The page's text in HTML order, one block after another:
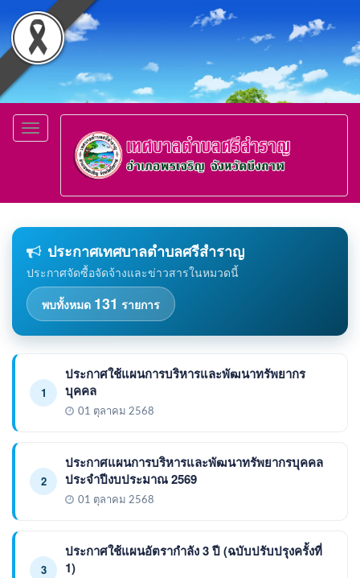
Toggle
navigation
ประกาศเทศบาลตำบลศรีสำราญ
ประกาศจัดซื้อจัดจ้างและข่าวสารในหมวดนี้
พบทั้งหมด 131 รายการ
1
ประกาศใช้แผนการบริหารและพัฒนาทรัพยากร
บุคคล
01 ตุลาคม 2568
2
ประกาศแผนการบริหารและพัฒนาทรัพยากรบุคคล
ประจำปีงบประมาณ 2569
01 ตุลาคม 2568
3
ประกาศใช้แผนอัตรากำลัง 3 ปี (ฉบับปรับปรุงครั้งที่
1)